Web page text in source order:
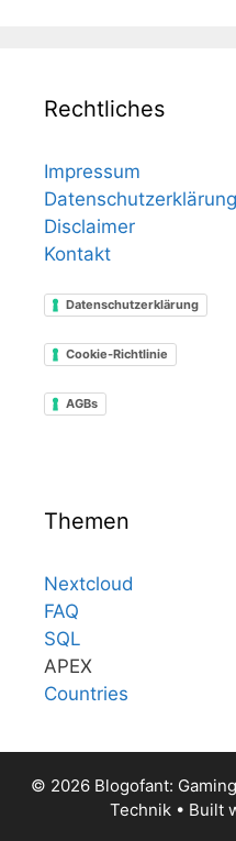
Rechtliches
Impressum
Datenschutzerklärung
Disclaimer
Kontakt
Datenschutzerklärung
Cookie-Richtlinie
AGBs
Themen
Nextcloud
FAQ
SQL
APEX
Countries
© 2026 Blogofant:
Technik• Built